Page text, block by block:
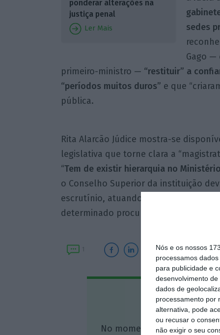
Nós e os nossos
processamos
para publicidade e
desenvolvimento de
dados de
processamento por
alternativa, pode
ou recusar o
não exigir o seu
ponderar alterações na
justiça penal
Ler Mais
sedes
Gago —
primeiro-ministro — “restituir” a
“períodos muitos duros” e que
pública.
Rita Alarcão Júdice mostra-se
legislativa que torne clara a
“Tem de existir hierarquia no
o Conselho Superior da instituição
escrutínio, atuando “se existir
determinado procurador, foi para
Assine o
No momento em que a